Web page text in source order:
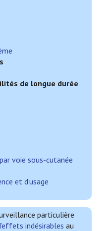
de longue durée
voie sous-cutanée
et d’usage
particulière
indésirables au